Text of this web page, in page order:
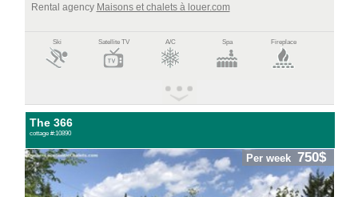
Rental agency Maisons et chalets à louer.com
Ski Satellite TV A/C Spa Fireplace
The 366
cottage #:10890
Per week 750$